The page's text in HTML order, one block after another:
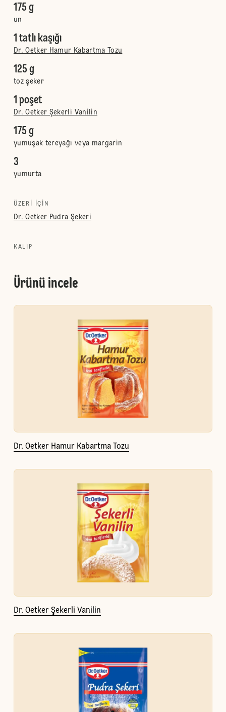
175 g
un
1 tatlı kaşığı
Dr. Oetker Hamur Kabartma Tozu
125 g
toz şeker
1 poşet
Dr. Oetker Şekerli Vanilin
175 g
yumuşak tereyağı veya margarin
3
yumurta
ÜZERI IÇIN
Dr. Oetker Pudra Şekeri
KALIP
Ürünü incele
Dr. Oetker Hamur Kabartma Tozu
Dr. Oetker Şekerli Vanilin